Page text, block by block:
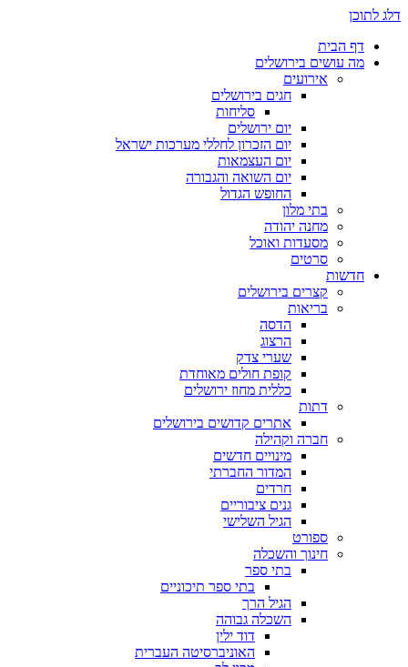
דלג לתוכן
דף הבית
מה עושים בירושלים
אירועים
חגים בירושלים
סליחות
יום ירושלים
יום הזכרון לחללי מערכות ישראל
יום העצמאות
יום השואה והגבורה
החופש הגדול
בתי מלון
מחנה יהודה
מסעדות ואוכל
סרטים
חדשות
קצרים בירושלים
בריאות
הדסה
הרצוג
שערי צדק
קופת חולים מאוחדת
כללית מחוז ירושלים
דתות
אתרים קדושים בירושלים
חברה וקהילה
מינויים חדשים
המדור החברתי
חרדים
גנים ציבוריים
הגיל השלישי
ספורט
חינוך והשכלה
בתי ספר
בתי ספר תיכוניים
הגיל הרך
השכלה גבוהה
דוד ילין
האוניברסיטה העברית